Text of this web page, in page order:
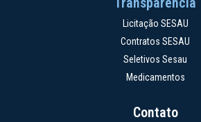
Licitação SESAU
Contratos SESAU
Seletivos Sesau
Medicamentos
Contato